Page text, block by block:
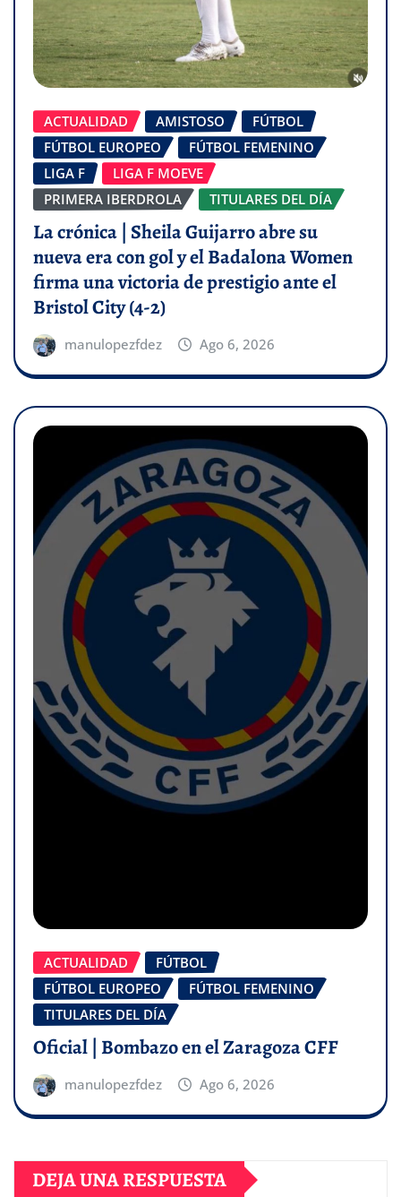
ACTUALIDAD AMISTOSO
FÚTBOL
FÚTBOL EUROPEO
FÚTBOL FEMENINO
LIGA F
LIGA F MOEVE
PRIMERA IBERDROLA
TITULARES DEL DÍA
La crónica | Sheila Guijarro abre su
nueva era con gol y el Badalona Women
firma una victoria de prestigio ante el
Bristol City (4-2)
manulopezfdez Ago 6, 2026
ACTUALIDAD
FÚTBOL
FÚTBOL EUROPEO
FÚTBOL FEMENINO
TITULARES DEL DÍA
Oficial | Bombazo en el Zaragoza CFF
manulopezfdez Ago 6, 2026
DEJA UNA RESPUESTA